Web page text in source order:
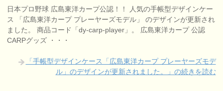
日本プロ野球 広島東洋カープ公認！！ 人気の手帳型デザインケー
ス 「広島東洋カープ プレーヤーズモデル」 のデザインが更新され
ました。 商品コード「dy-carp-player」。 広島東洋カープ 公認
CARPグッズ ・・・
「手帳型デザインケース「広島東洋カープ プレーヤーズモデ
ル」のデザインが更新されました。」の続きを読む